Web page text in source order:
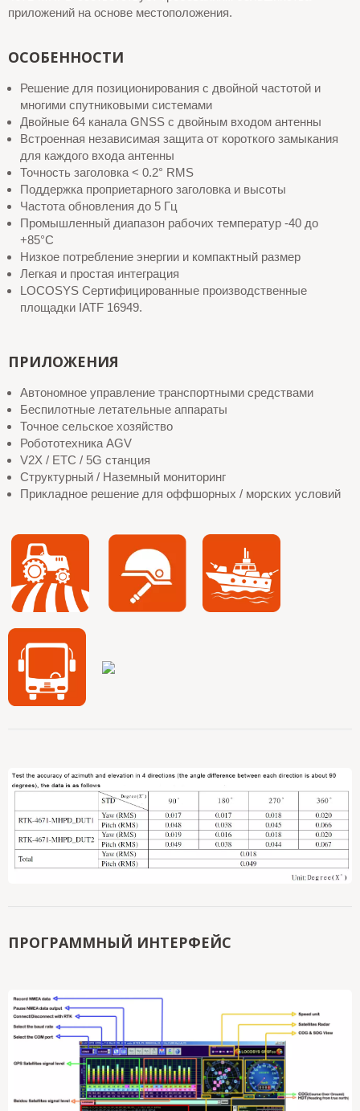
приложений на основе местоположения.
ОСОБЕННОСТИ
Решение для позиционирования с двойной частотой и
многими спутниковыми системами
Двойные 64 канала GNSS с двойным входом антенны
Встроенная независимая защита от короткого замыкания
для каждого входа антенны
Точность заголовка < 0.2° RMS
Поддержка проприетарного заголовка и высоты
Частота обновления до 5 Гц
Промышленный диапазон рабочих температур -40 до
+85°C
Низкое потребление энергии и компактный размер
Легкая и простая интеграция
LOCOSYS Сертифицированные производственные
площадки IATF 16949.
ПРИЛОЖЕНИЯ
Автономное управление транспортными средствами
Беспилотные летательные аппараты
Точное сельское хозяйство
Робототехника AGV
V2X / ETC / 5G станция
Структурный / Наземный мониторинг
Прикладное решение для оффшорных / морских условий
ПРОГРАММНЫЙ ИНТЕРФЕЙС